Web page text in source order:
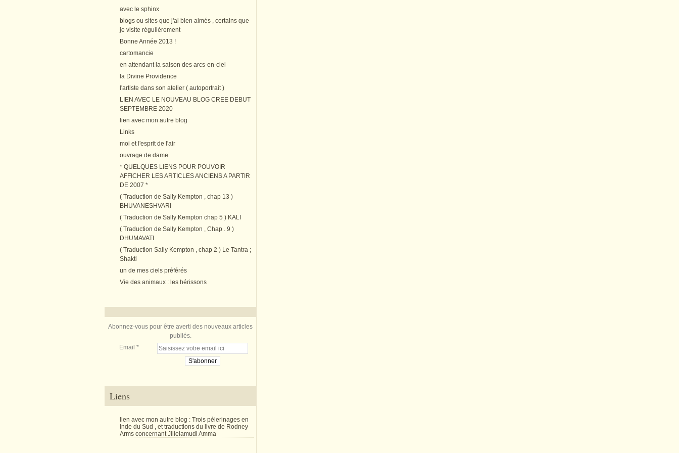
avec le sphinx
blogs ou sites que j'ai bien aimés , certains que
je visite régulièrement
Bonne Année 2013 !
cartomancie
en attendant la saison des arcs-en-ciel
la Divine Providence
l'artiste dans son atelier ( autoportrait )
LIEN AVEC LE NOUVEAU BLOG CREE DEBUT
SEPTEMBRE 2020
lien avec mon autre blog
Links
moi et l'esprit de l'air
ouvrage de dame
* QUELQUES LIENS POUR POUVOIR
AFFICHER LES ARTICLES ANCIENS A PARTIR
DE 2007 *
( Traduction de Sally Kempton , chap 13 )
BHUVANESHVARI
( Traduction de Sally Kempton chap 5 ) KALI
( Traduction de Sally Kempton , Chap . 9 )
DHUMAVATI
( Traduction Sally Kempton , chap 2 ) Le Tantra ;
Shakti
un de mes ciels préférés
Vie des animaux : les hérissons
Abonnez-vous pour être averti des nouveaux articles
publiés.
Email
Liens
lien avec mon autre blog : Trois pélerinages en
Inde du Sud , et traductions du livre de Rodney
Arms concernant Jillelamudi Amma